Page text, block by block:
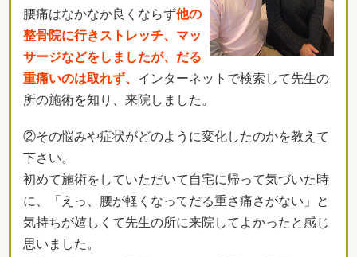
腰痛はなかなか良くならず他の
整骨院に行きストレッチ、マッ
サージなどをしましたが、だる
重痛いのは取れず、 インターネットで検索して先生の
所の施術を知り、来院しました。
②その悩みや症状がどのように変化したのかを教えて
下さい。
初めて施術をしていただいて自宅に帰って気づいた時
に、「えっ、腰が軽くなってだる重さ痛さがない」と
気持ちが嬉しくて先生の所に来院してよかったと感じ
思いました。